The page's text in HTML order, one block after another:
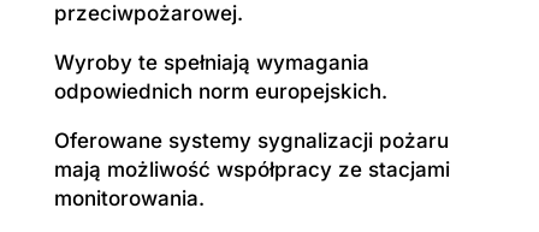
przeciwpożarowej.
Wyroby te spełniają wymagania
odpowiednich norm europejskich.
Oferowane systemy sygnalizacji pożaru
mają możliwość współpracy ze stacjami
monitorowania.